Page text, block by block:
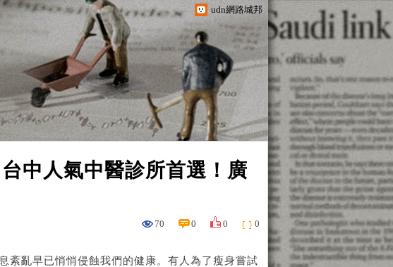
udn網路城邦
中人氣中醫診所首選！廣
70 0 0 0
紊亂早已悄悄侵蝕我們的健康。有人為了瘦身嘗試